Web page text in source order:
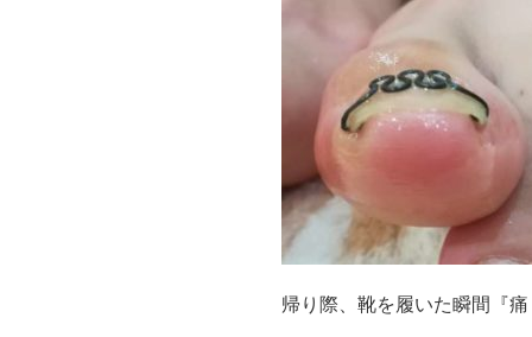
帰り際、靴を履いた瞬間『